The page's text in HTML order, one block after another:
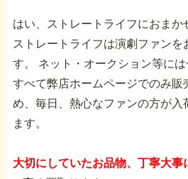
はい、ストレートライフにおまか
ストレートライフは演劇ファン
す。
ネット・オークション等には
すべて弊店ホームページでのみ販
め、毎日、熱心なファンの方が入
ます。
大切にしていたお品物、丁寧大事